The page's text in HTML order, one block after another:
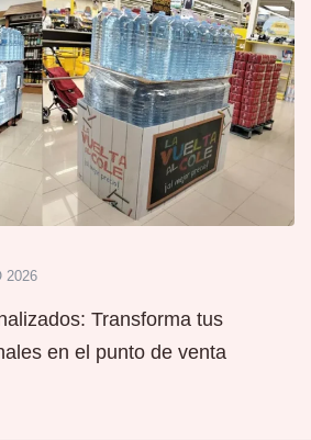
2026
Transforma tus
en el punto de venta